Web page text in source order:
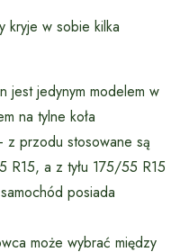
kryje w sobie kilka
jest jedynym modelem w
na tylne koła
z przodu stosowane są
a z tyłu 175/55 R15
posiada
może wybrać między